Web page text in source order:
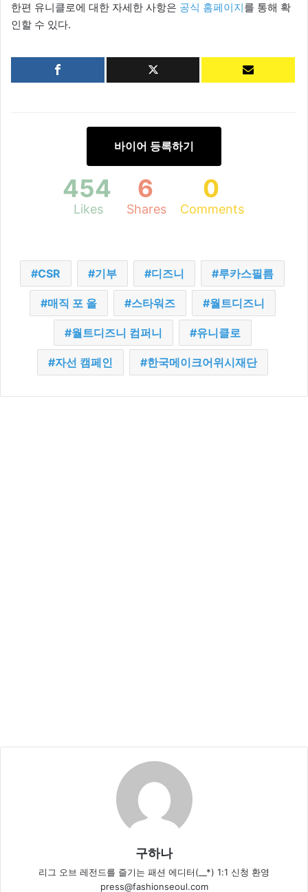
한편 유니클로에 대한 자세한 사항은 공식 홈페이지를 통해 확
인할 수 있다.
바이어 등록하기
454
Likes
6
Shares
0
Comments
CSR 기부 디즈니 루카스필름
매직 포 올 스타워즈 월트디즈니
월트디즈니 컴퍼니 유니클로
자선 캠페인 한국메이크어위시재단
구하나
리그 오브 레전드를 즐기는 패션 에디터(__*) 1:1 신청 환영
press@fashionseoul.com